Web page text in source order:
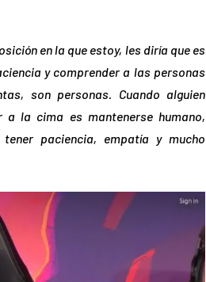
en la que estoy, les diría que es
y comprender a las personas
son personas. Cuando alguien
la cima es mantenerse humano,
paciencia, empatía y mucho